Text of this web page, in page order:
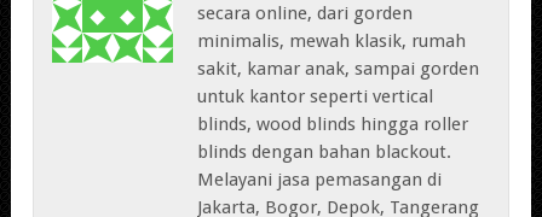
secara online, dari gorden
minimalis, mewah klasik, rumah
sakit, kamar anak, sampai gorden
untuk kantor seperti vertical
blinds, wood blinds hingga roller
blinds dengan bahan blackout.
Melayani jasa pemasangan di
Jakarta, Bogor, Depok, Tangerang